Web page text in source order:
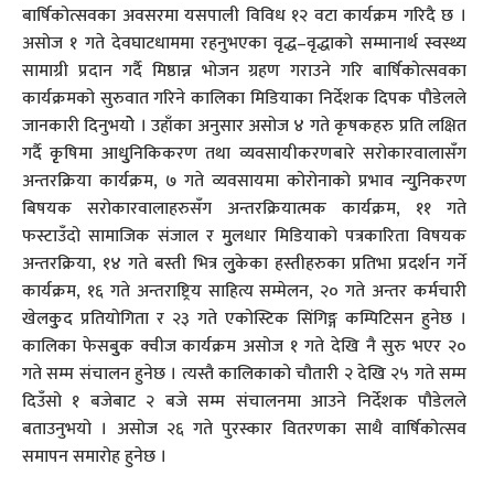
बार्षिकोत्सवका अवसरमा यसपाली विविध १२ वटा कार्यक्रम गरिदै छ ।
असोज १ गते देवघाटधाममा रहनुभएका वृद्ध–वृद्धाको सम्मानार्थ स्वस्थ्य
सामाग्री प्रदान गर्दै मिष्ठान्न भोजन ग्रहण गराउने गरि बार्षिकोत्सवका
कार्यक्रमको सुरुवात गरिने कालिका मिडियाका निर्देशक दिपक पौडेलले
जानकारी दिनुभयोे । उहाँका अनुसार असोज ४ गते कृषकहरु प्रति लक्षित
गर्दै कृृषिमा आधुुनिकिकरण तथा व्यवसायीकरणबारे सरोकारवालासँग
अन्तरक्रिया कार्यक्रम, ७ गते व्यवसायमा कोरोनाको प्रभाव न्युुनिकरण
बिषयक सरोकारवालाहरुसँग अन्तरक्रियात्मक कार्यक्रम, ११ गते
फस्टाउँदो सामाजिक संजाल र मुुलधार मिडियाको पत्रकारिता विषयक
अन्तरक्रिया, १४ गते बस्ती भित्र लुुकेका हस्तीहरुका प्रतिभा प्रदर्शन गर्ने
कार्यक्रम, १६ गते अन्तराष्ट्रिय साहित्य सम्मेलन, २० गते अन्तर कर्मचारी
खेलकुुद प्रतियोगिता र २३ गते एकोस्टिक सिंगिङ्ग कम्पिटिसन हुनेछ ।
कालिका फेसबुुक क्वीज कार्यक्रम असोज १ गते देखि नै सुरु भएर २०
गते सम्म संचालन हुनेछ । त्यस्तै कालिकाको चौतारी २ देखि २५ गते सम्म
दिउँसो १ बजेबाट २ बजे सम्म संचालनमा आउने निर्देशक पौडेलले
बताउनुभयो । असोज २६ गते पुरस्कार वितरणका साथै वार्षिकोत्सव
समापन समारोह हुनेछ ।